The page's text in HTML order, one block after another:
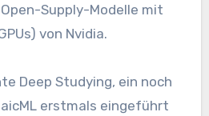
Supply-Modelle mit
von Nvidia.
Deep Studying, ein noch
erstmals eingeführt